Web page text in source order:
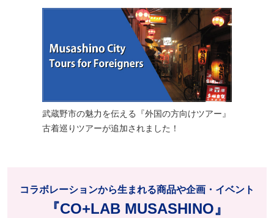
武蔵野市の魅力を伝える『外国の方向けツアー』
古着巡りツアーが追加されました！
コラボレーションから生まれる商品や企画・イベント
『CO+LAB MUSASHINO』